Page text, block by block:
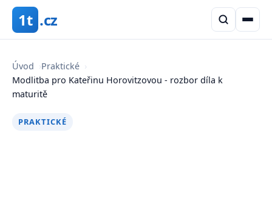
1t .cz
Úvod ›Praktické ›
Modlitba pro Kateřinu Horovitzovou - rozbor díla k
maturitě
PRAKTICKÉ